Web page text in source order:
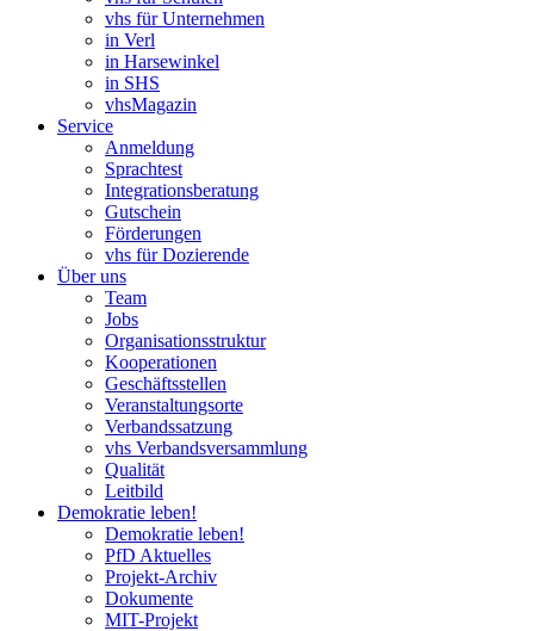
vhs für Unternehmen
in Verl
in Harsewinkel
in SHS
vhsMagazin
Service
Anmeldung
Sprachtest
Integrationsberatung
Gutschein
Förderungen
vhs für Dozierende
Über uns
Team
Jobs
Organisationsstruktur
Kooperationen
Geschäftsstellen
Veranstaltungsorte
Verbandssatzung
vhs Verbandsversammlung
Qualität
Leitbild
Demokratie leben!
Demokratie leben!
PfD Aktuelles
Projekt-Archiv
Dokumente
MIT-Projekt